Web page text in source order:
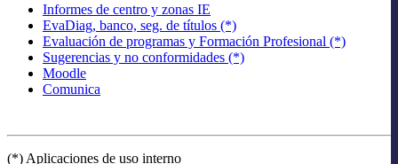
Informes de centro y zonas IE
EvaDiag, banco, seg. de títulos (*)
Evaluación de programas y Formación Profesional (*)
Sugerencias y no conformidades (*)
Moodle
Comunica
(*) Aplicaciones de uso interno